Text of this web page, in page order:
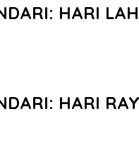
HARI
HARI